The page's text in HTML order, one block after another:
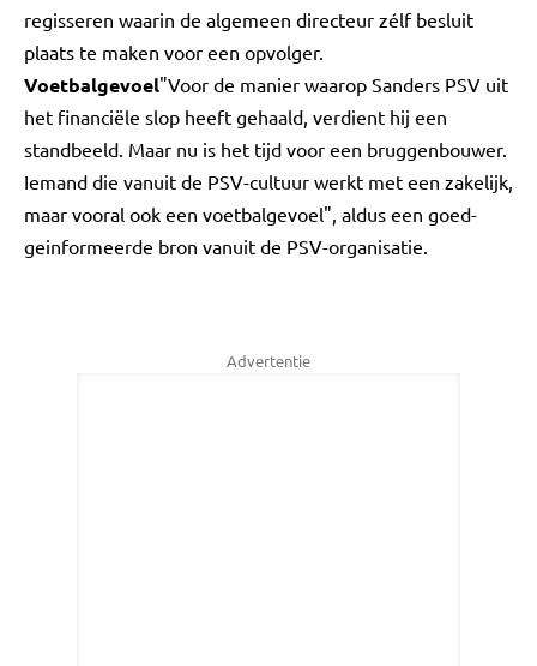
regisseren waarin de algemeen directeur zélf besluit
plaats te maken voor een opvolger.
Voetbalgevoel"Voor de manier waarop Sanders PSV uit
het financiële slop heeft gehaald, verdient hij een
standbeeld. Maar nu is het tijd voor een bruggenbouwer.
Iemand die vanuit de PSV-cultuur werkt met een zakelijk,
maar vooral ook een voetbalgevoel", aldus een goed-
geinformeerde bron vanuit de PSV-organisatie.
Advertentie